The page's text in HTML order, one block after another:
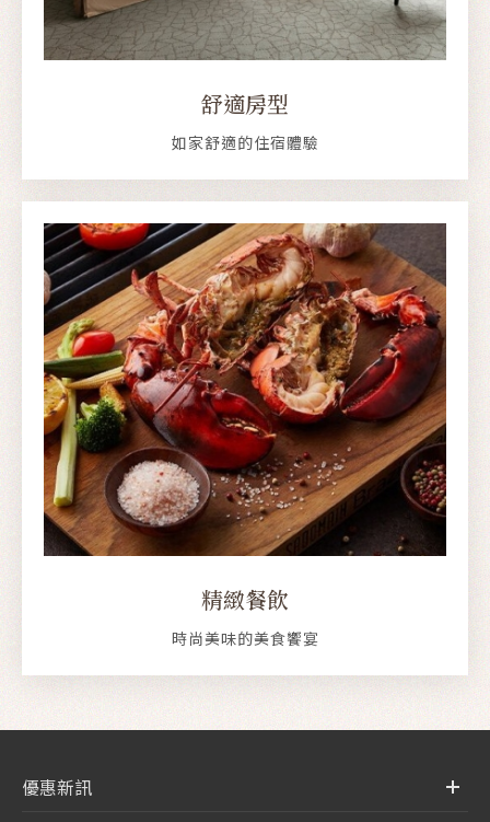
舒適房型
如家舒適的住宿體驗
精緻餐飲
時尚美味的美食饗宴
優惠新訊